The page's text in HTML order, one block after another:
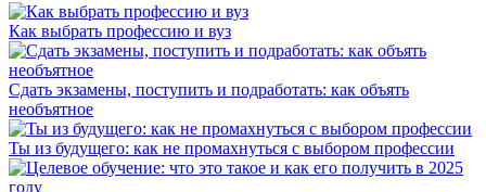
Как выбрать профессию и вуз
Сдать экзамены, поступить и подработать: как объять
необъятное
Ты из будущего: как не промахнуться с выбором профессии